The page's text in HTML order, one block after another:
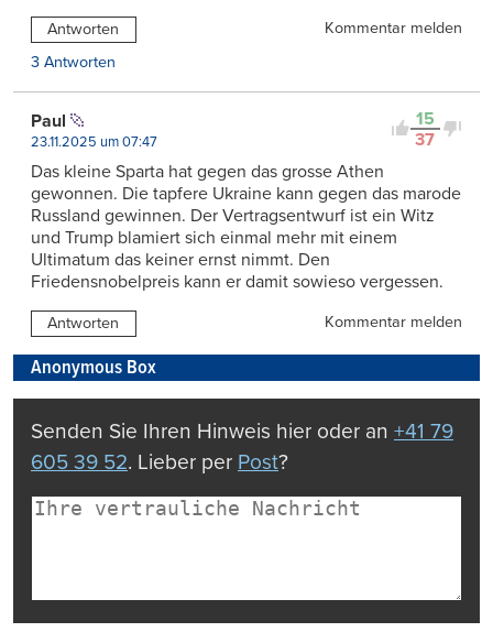
Antworten
Kommentar melden
3 Antworten
15
37
Paul
23.11.2025 um 07:47
Das kleine Sparta hat gegen das grosse Athen
gewonnen. Die tapfere Ukraine kann gegen das marode
Russland gewinnen. Der Vertragsentwurf ist ein Witz
und Trump blamiert sich einmal mehr mit einem
Ultimatum das keiner ernst nimmt. Den
Friedensnobelpreis kann er damit sowieso vergessen.
Antworten Kommentar melden
Anonymous Box
Senden Sie Ihren Hinweis hier oder an +41 79
605 39 52. Lieber per Post?